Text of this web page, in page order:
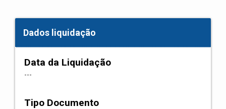
Dados liquidação
Data da Liquidação
---
Tipo Documento